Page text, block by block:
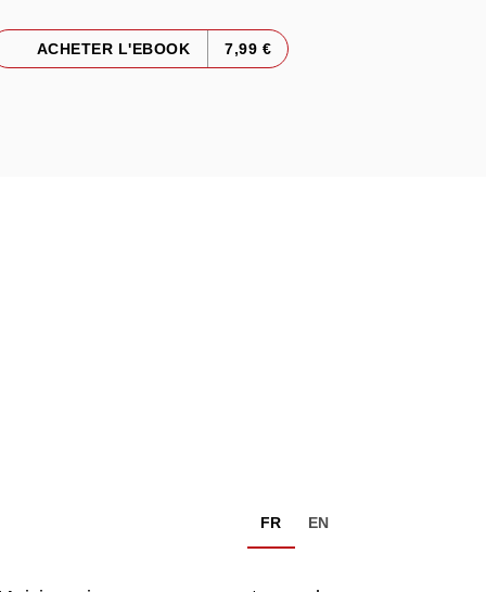
ACHETER L'EBOOK 7,99 €
FR EN